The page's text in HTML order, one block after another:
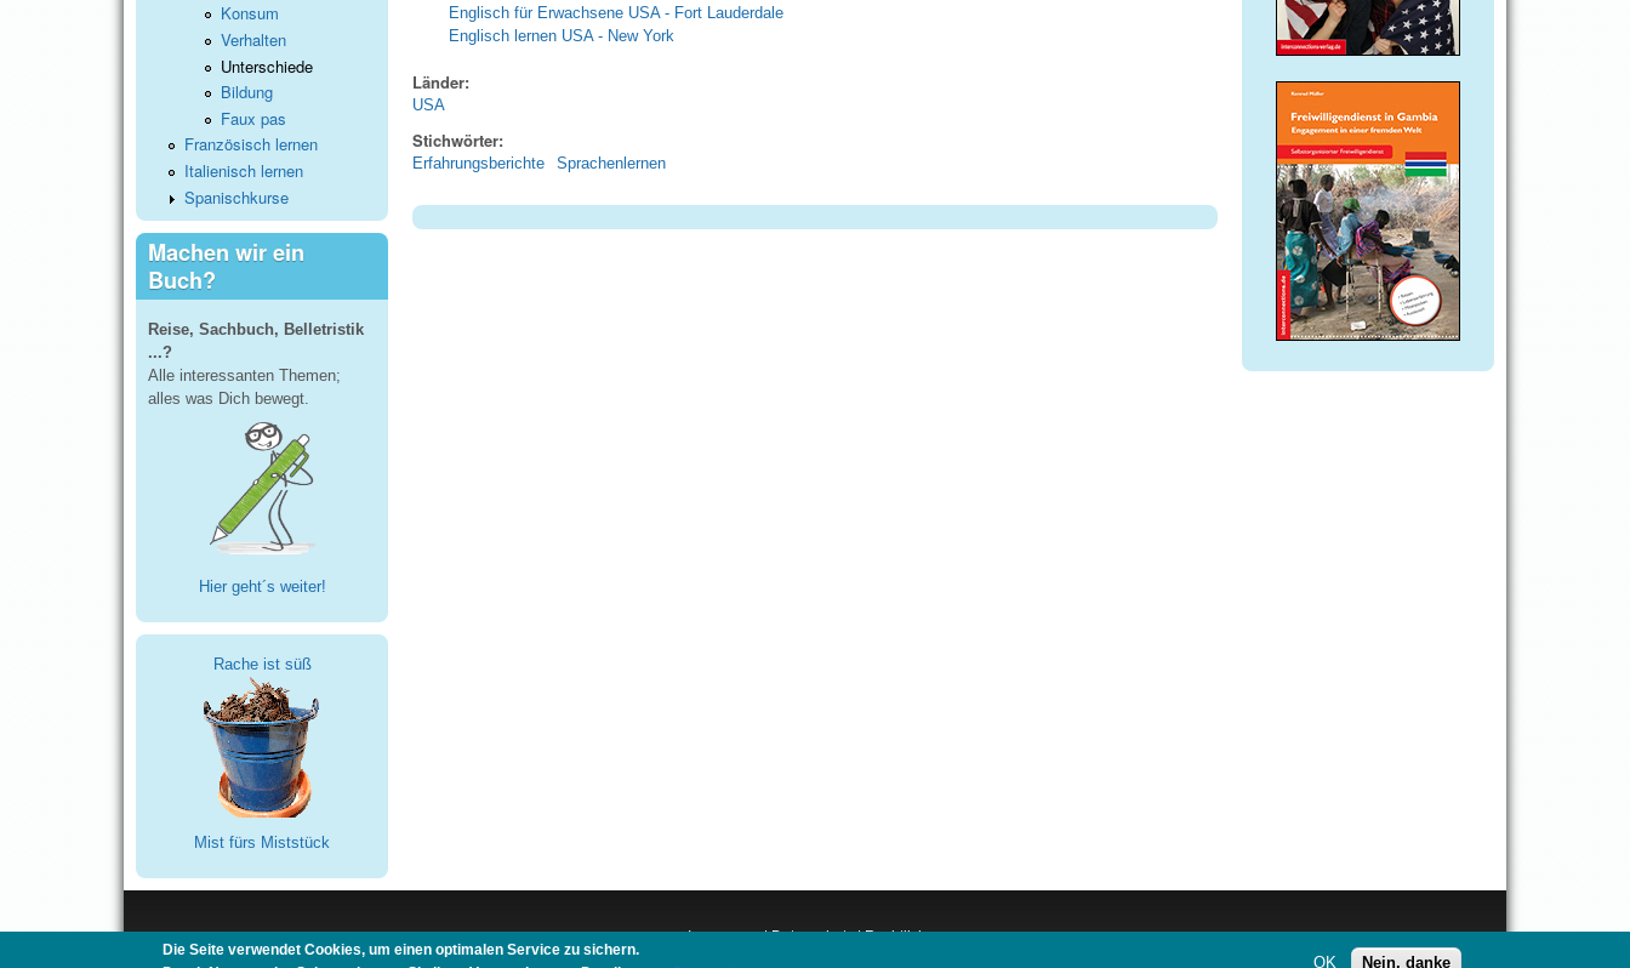
Englisch für Erwachsene USA - Fort Lauderdale
Englisch lernen USA - New York
Länder:
USA
Stichwörter:
Erfahrungsberichte Sprachenlernen
Konsum
Verhalten
Unterschiede
Bildung
Faux pas
Französisch lernen
Italienisch lernen
Spanischkurse
Machen wir ein
Buch?
Reise, Sachbuch, Belletristik
...?
Alle interessanten Themen;
alles was Dich bewegt.
Hier geht´s weiter!
Rache ist süß
Mist fürs Miststück
Impressum|Datenschutz|Rechtliches
Die Seite verwendet Cookies, um einen optimalen Service zu sichern.
OK Nein, danke